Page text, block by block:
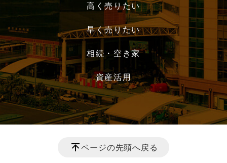
高く売りたい
早く売りたい
相続・空き家
資産活用
ページの先頭へ戻る